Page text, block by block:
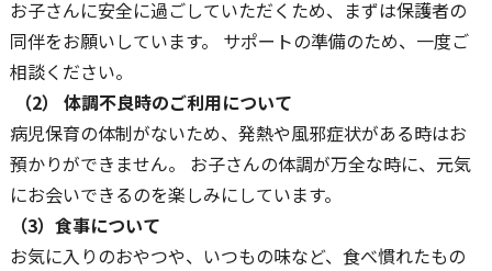
お子さんに安全に過ごしていただくため、まずは保護者の
同伴をお願いしています。 サポートの準備のため、一度ご
相談ください。
（2） 体調不良時のご利用について
病児保育の体制がないため、発熱や風邪症状がある時はお
預かりができません。 お子さんの体調が万全な時に、元気
にお会いできるのを楽しみにしています。
（3）食事について
お気に入りのおやつや、いつもの味など、食べ慣れたもの